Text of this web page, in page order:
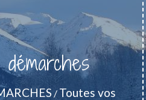
/ Toutes vos